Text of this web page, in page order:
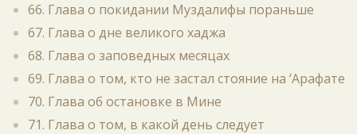
66. Глава о покидании Муздалифы пораньше
67. Глава о дне великого хаджа
68. Глава о заповедных месяцах
69. Глава о том, кто не застал стояние на ‘Арафате
70. Глава об остановке в Мине
71. Глава о том, в какой день следует